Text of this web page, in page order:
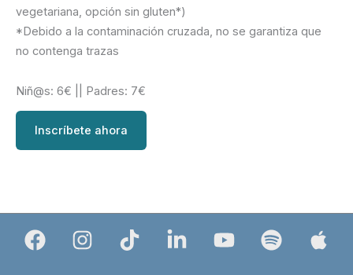
vegetariana, opción sin gluten*)
*Debido a la contaminación cruzada, no se garantiza que
no contenga trazas
Niñ@s: 6€ || Padres: 7€
Inscríbete ahora